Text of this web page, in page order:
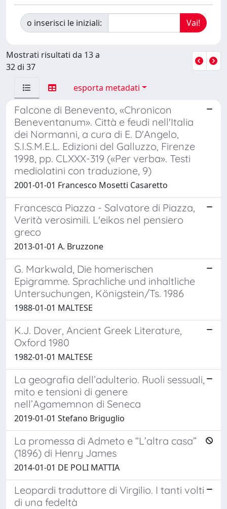
o inserisci le iniziali:
Mostrati risultati da 13 a
32 di 37
esporta metadati
Falcone di Benevento, «Chronicon
Beneventanum». Città e feudi nell'Italia
dei Normanni, a cura di E. D'Angelo,
S.I.S.M.E.L. Edizioni del Galluzzo, Firenze
1998, pp. CLXXX-319 («Per verba». Testi
mediolatini con traduzione, 9)
2001-01-01 Francesco Mosetti Casaretto
Francesca Piazza - Salvatore di Piazza,
Verità verosimili. L'eikos nel pensiero
greco
2013-01-01 A. Bruzzone
G. Markwald, Die homerischen
Epigramme. Sprachliche und inhaltliche
Untersuchungen, Königstein/Ts. 1986
1988-01-01 MALTESE
K.J. Dover, Ancient Greek Literature,
Oxford 1980
1982-01-01 MALTESE
La geografia dell’adulterio. Ruoli sessuali,
mito e tensioni di genere
nell’Agamemnon di Seneca
2019-01-01 Stefano Briguglio
La promessa di Admeto e “L’altra casa”
(1896) di Henry James
2014-01-01 DE POLI MATTIA
Leopardi traduttore di Virgilio. I tanti volti
di una fedeltà